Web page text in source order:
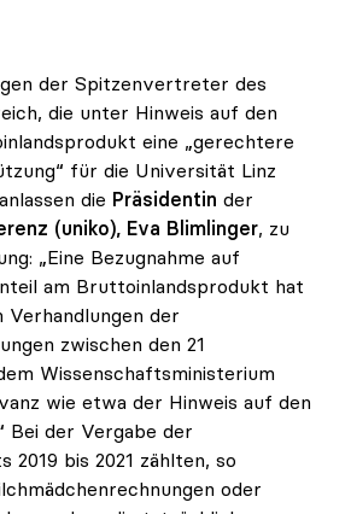
der Spitzenvertreter des
die unter Hinweis auf den
eine „gerechtere
für die Universität Linz
die Präsidentin der
(uniko), Eva Blimlinger, zu
„Eine Bezugnahme auf
am Bruttoinlandsprodukt hat
der
zwischen den 21
Wissenschaftsministerium
wie etwa der Hinweis auf den
Bei der Vergabe der
2019 bis 2021 zählten, so
oder